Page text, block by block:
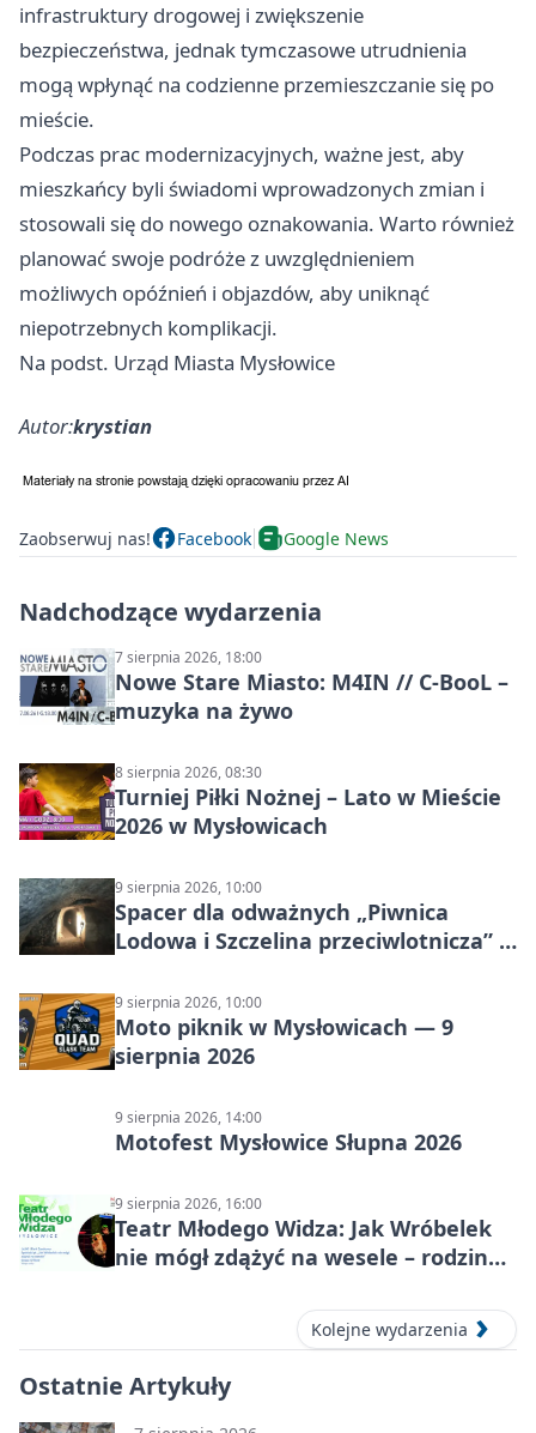
infrastruktury drogowej i zwiększenie
bezpieczeństwa, jednak tymczasowe utrudnienia
mogą wpłynąć na codzienne przemieszczanie się po
mieście.
Podczas prac modernizacyjnych, ważne jest, aby
mieszkańcy byli świadomi wprowadzonych zmian i
stosowali się do nowego oznakowania. Warto również
planować swoje podróże z uwzględnieniem
możliwych opóźnień i objazdów, aby uniknąć
niepotrzebnych komplikacji.
Na podst. Urząd Miasta Mysłowice
Autor:krystian
Zaobserwuj nas! Facebook Google News
Nadchodzące wydarzenia
7 sierpnia 2026, 18:00
Nowe Stare Miasto: M4IN // C-BooL –
muzyka na żywo
8 sierpnia 2026, 08:30
Turniej Piłki Nożnej – Lato w Mieście
2026 w Mysłowicach
9 sierpnia 2026, 10:00
Spacer dla odważnych „Piwnica
Lodowa i Szczelina przeciwlotnicza” –
9 sierpnia 2026, 10:00
Moto piknik w Mysłowicach — 9
sierpnia 2026
9 sierpnia 2026, 14:00
Motofest Mysłowice Słupna 2026
9 sierpnia 2026, 16:00
Teatr Młodego Widza: Jak Wróbelek
nie mógł zdążyć na wesele – rodzinny
Kolejne wydarzenia
Ostatnie Artykuły